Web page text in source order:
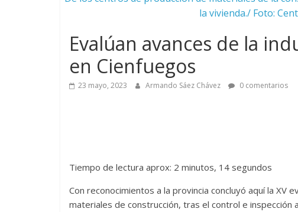
la vivienda./ Foto:
Evalúan avances de la
en Cienfuegos
23 mayo, 2023 Armando Sáez Chávez 0 comentarios
Tiempo de lectura aprox: 2 minutos, 14 segundos
Con reconocimientos a la provincia concluyó aquí la XV
materiales de construcción, tras el control e inspección